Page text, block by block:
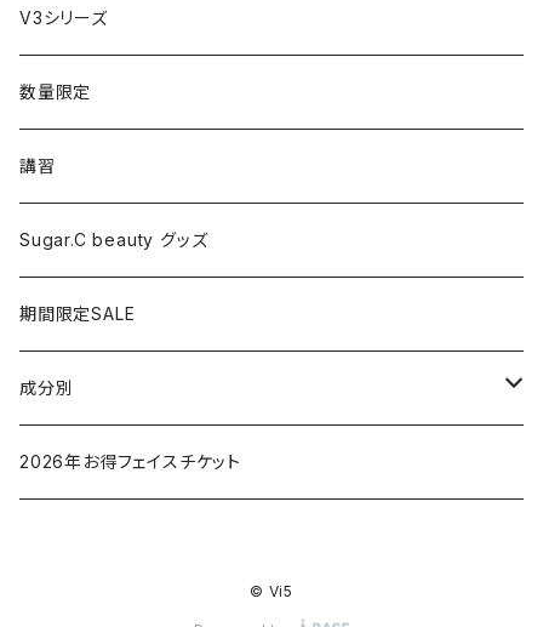
美顔器／スチーマー
シャワーヘッド
マッサージ
ドライヤー
脱毛器
クレイツ
セット
グッズ
V3シリーズ
数量限定
講習
Sugar.C beauty グッズ
期間限定SALE
成分別
ヒアルロン酸
2026年お得フェイスチケット
© Vi5